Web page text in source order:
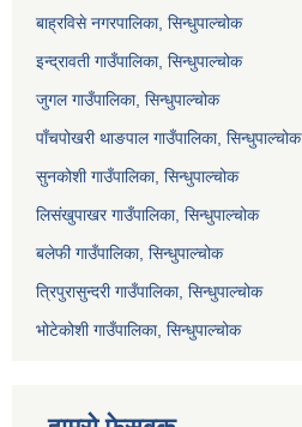
बाह्रविसे नगरपालिका, सिन्धुपाल्चोक
इन्द्रावती गाउँपालिका, सिन्धुपाल्चोक
जुगल गाउँपालिका, सिन्धुपाल्चोक
पाँचपोखरी थाङपाल गाउँपालिका, सिन्धुपाल्चोक
सुनकोशी गाउँपालिका, सिन्धुपाल्चोक
लिसंखुपाखर गाउँपालिका, सिन्धुपाल्चोक
बलेफी गाउँपालिका, सिन्धुपाल्चोक
त्रिपुरासुन्दरी गाउँपालिका, सिन्धुपाल्चोक
भोटेकोशी गाउँपालिका, सिन्धुपाल्चोक